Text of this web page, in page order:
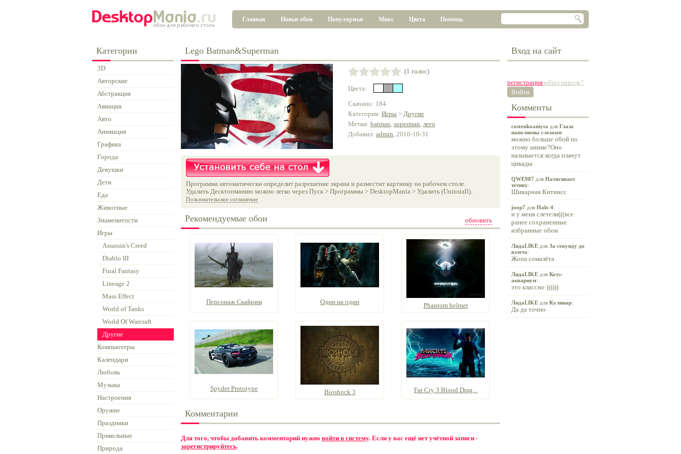
Главная Новые обои Популярные Микс Цвета Помощь
Категории
3D
Авторские
Абстракция
Авиация
Авто
Анимация
Графика
Города
Девушки
Дети
Еда
Животные
Знаменитости
Игры
Assassin's Creed
Diablo III
Final Fantasy
Lineage 2
Mass Effect
World of Tanks
World Of Warcraft
Другие
Компьютеры
Календари
Любовь
Музыка
Настроения
Оружие
Праздники
Прикольные
Природа
Lego Batman&Superman
(1 голос)
Цвета:
Скачано: 184
Категория: Игры > Другие
Метки: batman, superman, лего
Добавил: admin, 2016-10-31
Программа автоматически определит разрешение экрана и разместит картинку на рабочем столе.
Удалить Десктопманию можно легко через Пуск > Программы > DesktopMania > Удалить (Uninstall).
Пользовательское соглашение
обновить
Рекомендуемые обои
Персонаж Скайрим Один на один Phantom helmet
Spyder Prototype Bioshock 3 Far Cry 3 Blood Drag...
Комментарии
Для того, чтобы добавить комментарий нужно войти в систему. Если у вас ещё нет учётной записи -
зарегистрируйтесь.
Вход на сайт
регистрациязабыл пароль?
Войти
Комменты
costenkoaniyta для Глаза
наполнены слезами:
можно больше обой по
этому аниме?Оно
называется:когда плачут
цикады
QWE987 для Натягивает
тетиву:
Шикарная Китнисс
joop7 для Halo 4:
и у меня слетели(((все
ранее сохраненные
избранные обои
ЛидаLIKE для За секунду до
взлета:
Жопа сомалёта
ЛидаLIKE для Котэ-
аквариум:
это классно ))))))
ЛидаLIKE для Кулинар:
Да да точно